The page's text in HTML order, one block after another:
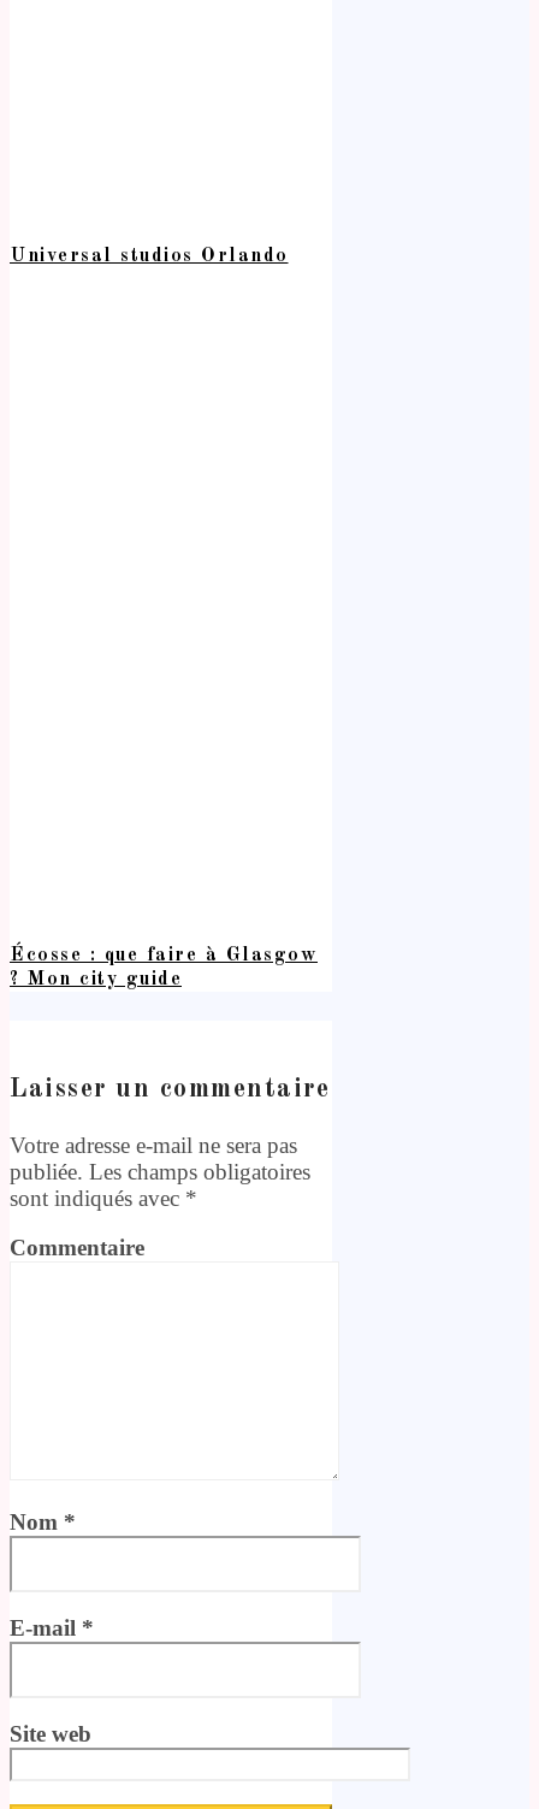
Universal studios Orlando
Écosse : que faire à Glasgow
? Mon city guide
Laisser un commentaire
Votre adresse e-mail ne sera pas
publiée. Les champs obligatoires
sont indiqués avec *
Commentaire
Nom *
E-mail *
Site web